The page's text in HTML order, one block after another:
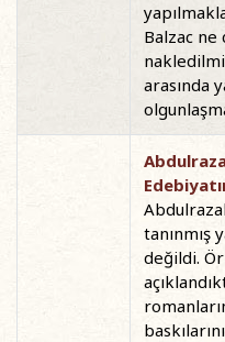
Balzac
arasında
tanınmış
değildi.